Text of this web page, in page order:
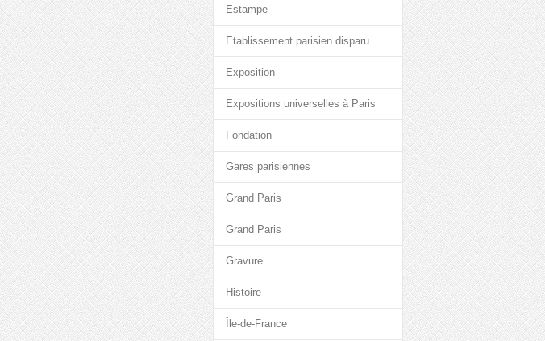
Estampe
Etablissement parisien disparu
Exposition
Expositions universelles à Paris
Fondation
Gares parisiennes
Grand Paris
Grand Paris
Gravure
Histoire
Île-de-France